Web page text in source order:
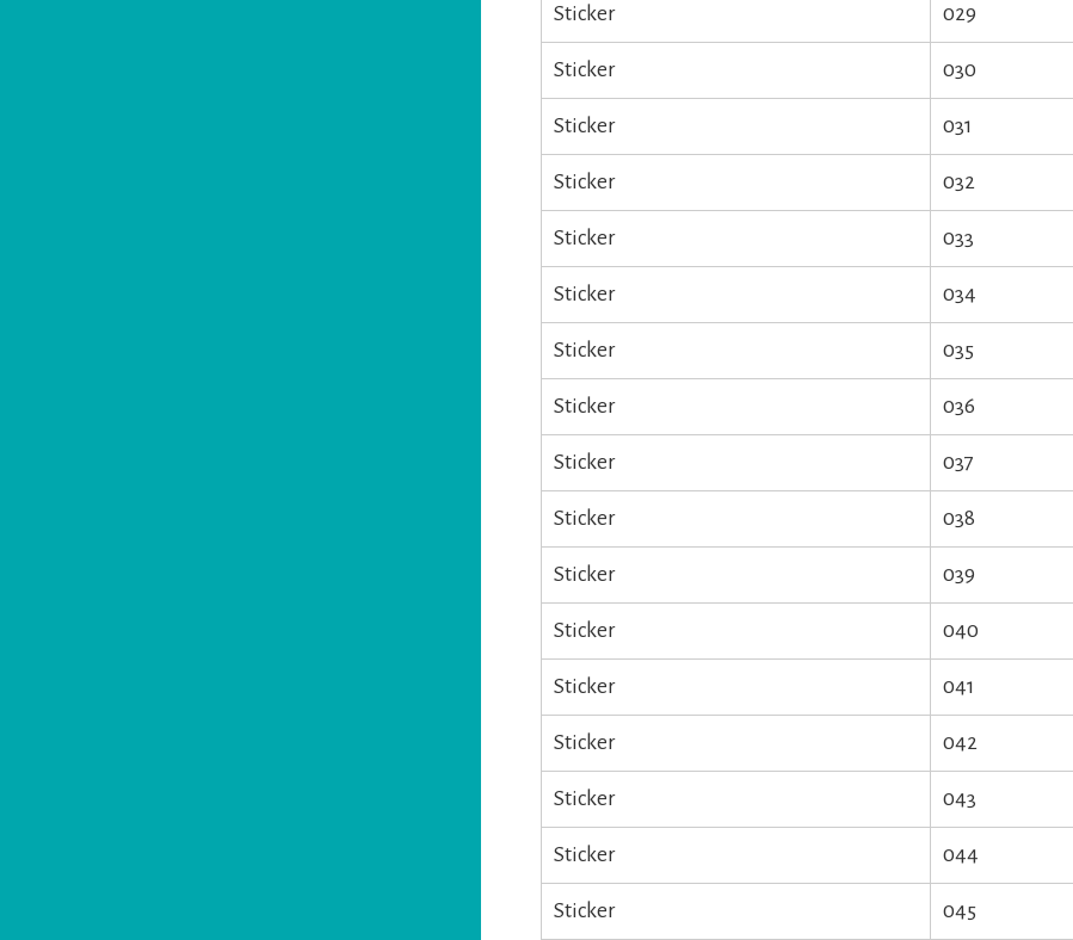
Sticker 029
Sticker 030
Sticker 031
Sticker 032
Sticker 033
Sticker 034
Sticker 035
Sticker 036
Sticker 037
Sticker 038
Sticker 039
Sticker 040
Sticker 041
Sticker 042
Sticker 043
Sticker 044
Sticker 045